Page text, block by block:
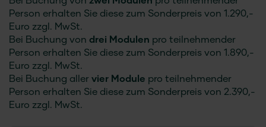
Person erhalten Sie diese zum Sonderpreis von 1.290,-
Euro zzgl. MwSt.
Bei Buchung von drei Modulen pro teilnehmender
Person erhalten Sie diese zum Sonderpreis von 1.890,-
Euro zzgl. MwSt.
Bei Buchung aller vier Module pro teilnehmender
Person erhalten Sie diese zum Sonderpreis von 2.390,-
Euro zzgl. MwSt.